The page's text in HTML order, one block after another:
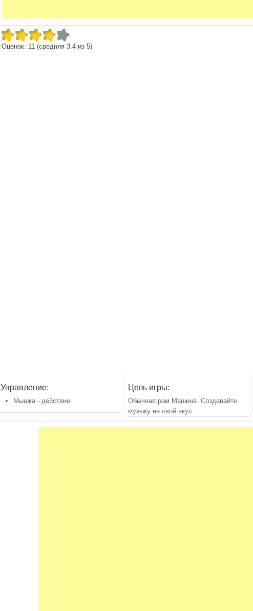
Оценок: 11 (средняя3.4 из5)
Управление:
Мышка - действие
Цель игры:
Обычная рам Машина. Создавайте
музыку на свой вкус.